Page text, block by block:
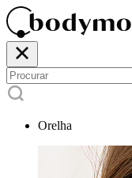
Orelha